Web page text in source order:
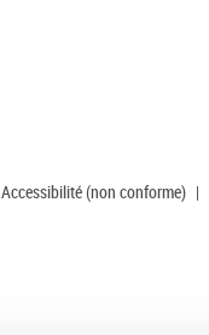
Accessibilité (non conforme) |